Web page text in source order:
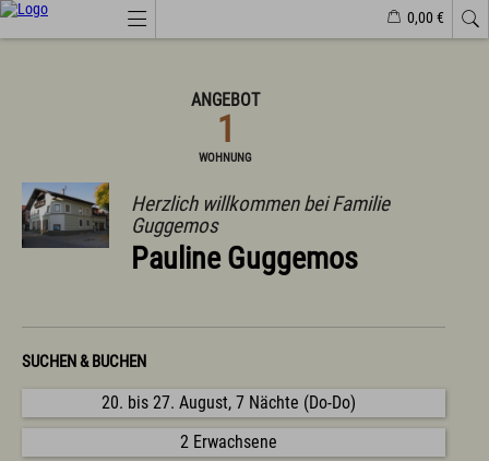
0,00 €
Veranstaltungen Wetter
Veranstaltungen
Wandern
Familiendorf
Sport und Freizeit
Gesundheit / Wellness
Suchen & Buchen
Urlaub auf dem Bauernhof
Camping & Wohnmobile
Herzlich willkommen bei Familie
Guggemos
Pauline Guggemos
ANGEBOT
1
WOHNUNG
SUCHEN & BUCHEN
20. bis 27. August, 7 Nächte (Do-Do)
2 Erwachsene